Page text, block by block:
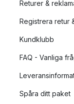
Returer &
Registrera retur
Kundklubb
FAQ - Vanliga
Spåra ditt paket